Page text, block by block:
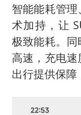
智能能耗管
术加持，让
极致能耗。
高速，充电
出行提供保障